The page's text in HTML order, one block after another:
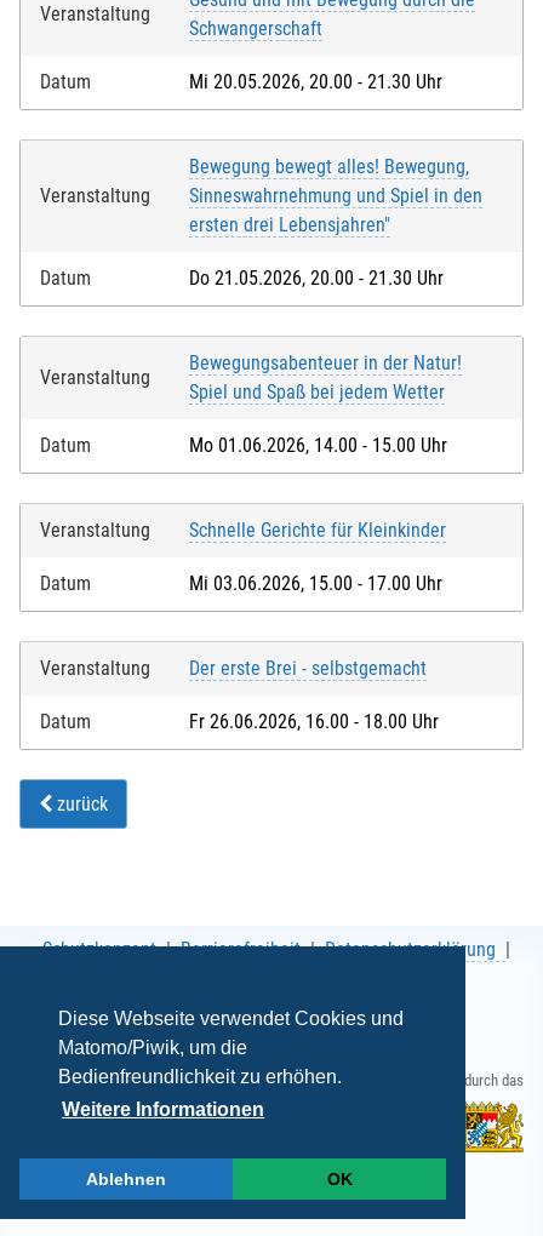
Diese Webseite verwendet Cookies und
Matomo/Piwik, um die
Bedienfreundlichkeit zu erhöhen.
Weitere Informationen
Ablehnen OK
Veranstaltung
Schwangerschaft
Datum Mi 20.05.2026, 20.00 - 21.30 Uhr
Veranstaltung
Bewegung bewegt alles! Bewegung,
Sinneswahrnehmung und Spiel in den
ersten drei Lebensjahren"
Datum Do 21.05.2026, 20.00 - 21.30 Uhr
Veranstaltung
Bewegungsabenteuer in der Natur!
Spiel und Spaß bei jedem Wetter
Datum Mo 01.06.2026, 14.00 - 15.00 Uhr
Veranstaltung Schnelle Gerichte für Kleinkinder
Datum Mi 03.06.2026, 15.00 - 17.00 Uhr
Veranstaltung Der erste Brei - selbstgemacht
Datum Fr 26.06.2026, 16.00 - 18.00 Uhr
zurück
Schutzkonzept Barrierefreiheit
Datenschutzerklärung
Gefördert durch das